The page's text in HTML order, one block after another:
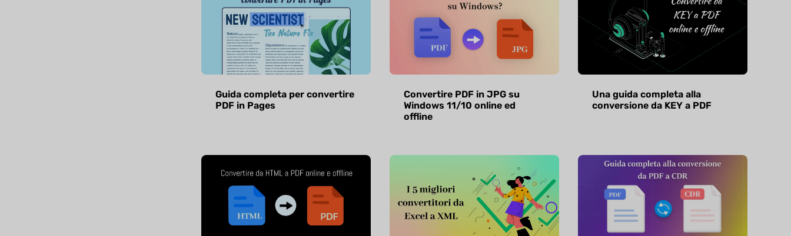
Guida completa per convertire
PDF in Pages
Convertire PDF in JPG su
Windows 11/10 online ed
offline
Una guida completa alla
conversione da KEY a PDF